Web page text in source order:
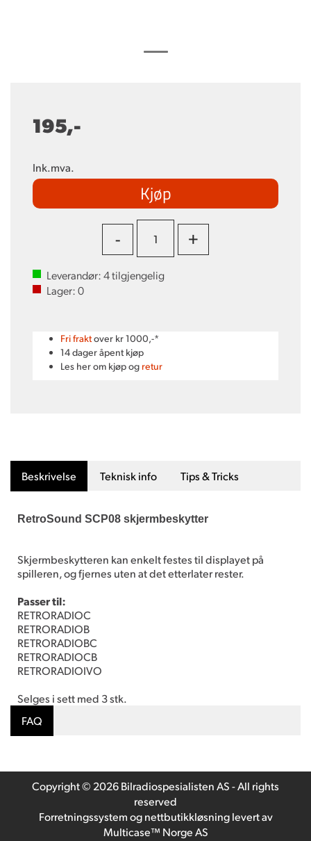
195,-
Ink.mva.
Kjøp
- +
Leverandør:4tilgjengelig
Lager:0
Fri fraktover kr 1000,-*
14 dager åpent kjøp
Les her om kjøp og retur
Beskrivelse Teknisk info Tips & Tricks
RetroSound SCP08 skjermbeskytter
Skjermbeskytteren kan enkelt festes til displayet på
spilleren, og fjernes uten at det etterlater rester.
Passer til:
RETRORADIOC
RETRORADIOB
RETRORADIOBC
RETRORADIOCB
RETRORADIOIVO
Selges i sett med 3 stk.
FAQ
Copyright © 2026 Bilradiospesialisten AS - All rights
reserved
Forretningssystemognettbutikkløsninglevert av
Multicase™ Norge AS